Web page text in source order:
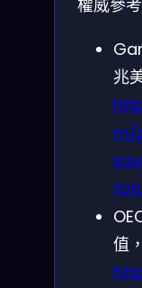
權威參
兆
m/
值